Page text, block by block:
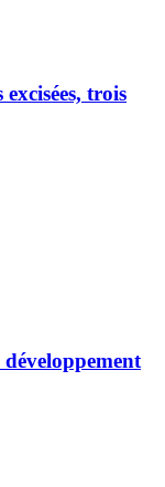
trois
développement